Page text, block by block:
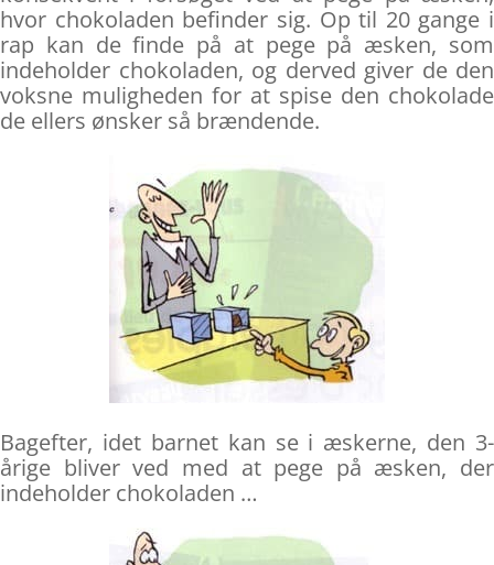
hvor chokoladen befinder sig. Op til 20 gange i
rap kan de finde på at pege på æsken, som
indeholder chokoladen, og derved giver de den
voksne muligheden for at spise den chokolade
de ellers ønsker så brændende.
Bagefter, idet barnet kan se i æskerne, den 3-
årige bliver ved med at pege på æsken, der
indeholder chokoladen …